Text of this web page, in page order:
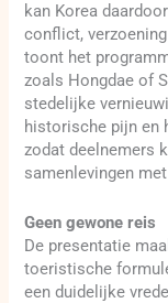
kan Korea
conflict,
toont het
zoals Hongdae of
stedelijke
historische pijn en
zodat deelnemers
samenlevingen
Geen gewone reis
De presentatie
toeristische
een duidelijke